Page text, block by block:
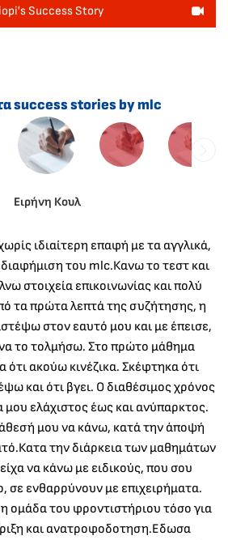
Success Story
success stories by mlc
Ειρήνη Κουλ
ιδιαίτερη επαφή με τα αγγλικά,
του mlc.Κανω το τεστ και
στοιχεία επικοινωνίας και πολύ
τα πρώτα λεπτά της συζήτησης, η
στον εαυτό μου και με έπεισε,
να το τολμήσω. Στο πρώτο μάθημα
ότι ακούω κινέζικα. Σκέφτηκα ότι
και ότι βγει. Ο διαθέσιμος χρόνος
μου ελάχιστος έως και ανύπαρκτος.
μου να κάνω, κατά την άποψή
την διάρκεια των μαθημάτων
να κάνω με ειδικούς, που σου
σε ενθαρρύνουν με επιχειρήματα.
ομάδα του φροντιστήριου τόσο για
και ανατροφοδοτηση.Εδωσα